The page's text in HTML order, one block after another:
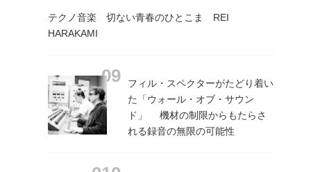
テクノ音楽 切ない青春のひとこま REI
HARAKAMI
フィル・スペクターがたどり着い
た「ウォール・オブ・サウン
ド」 機材の制限からもたらさ
れる録音の無限の可能性